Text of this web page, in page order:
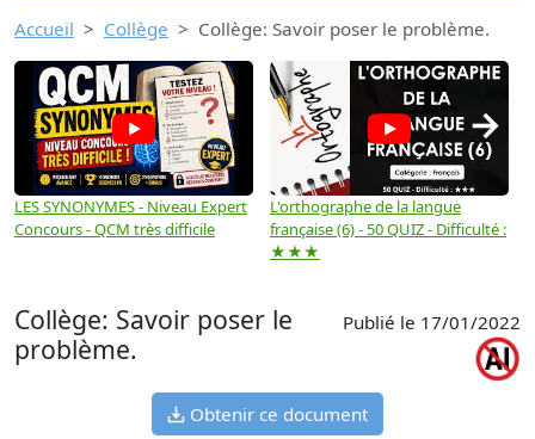
Accueil Collège Collège: Savoir poser le problème.
LES SYNONYMES - Niveau Expert
Concours - QCM très difficile
L'orthographe de la langue
française (6) - 50 QUIZ - Difficulté :
★★★
→
Collège: Savoir poser le
problème.
Publié le 17/01/2022
Obtenir ce document